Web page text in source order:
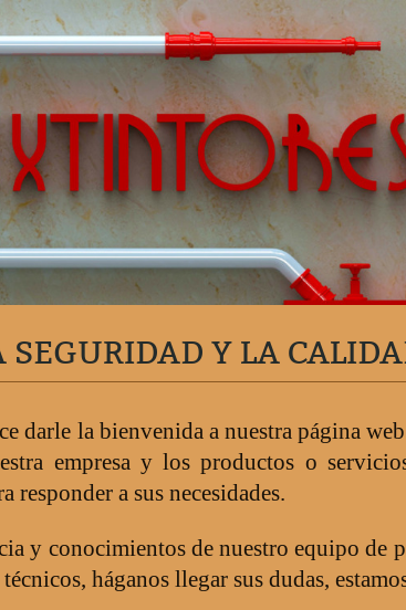
SEGURIDAD Y LA
darle la bienvenida a nuestra página
empresa y los productos o
responder a sus necesidades.
y conocimientos de nuestro equipo de
háganos llegar sus dudas,